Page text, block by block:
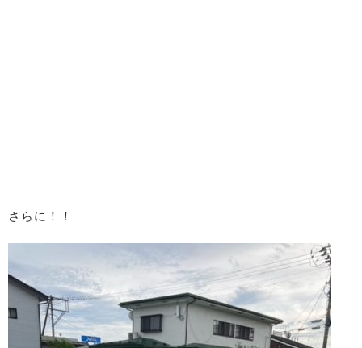
さらに！！